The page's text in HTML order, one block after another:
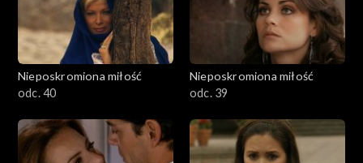
Nieposkromiona miłość
odc. 40
Nieposkromiona miłość
odc. 39